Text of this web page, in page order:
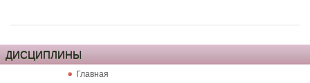
ДИСЦИПЛИНЫ
Главная